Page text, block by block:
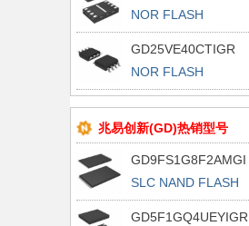
NOR FLASH
GD25VE40CTIGR
NOR FLASH
兆易创新(GD)热销型号
GD9FS1G8F2AMGI
SLC NAND FLASH
GD5F1GQ4UEYIGR